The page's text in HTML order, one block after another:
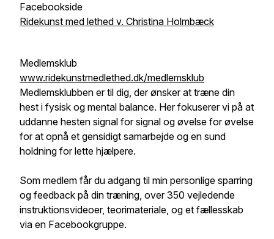
Facebookside
Ridekunst med lethed v. Christina Holmbæck
Medlemsklub
www.ridekunstmedlethed.dk/medlemsklub
Medlemsklubben er til dig, der ønsker at træne din
hest i fysisk og mental balance. Her fokuserer vi på at
uddanne hesten signal for signal og øvelse for øvelse
for at opnå et gensidigt samarbejde og en sund
holdning for lette hjælpere.
Som medlem får du adgang til min personlige sparring
og feedback på din træning, over 350 vejledende
instruktionsvideoer, teorimateriale, og et fællesskab
via en Facebookgruppe.